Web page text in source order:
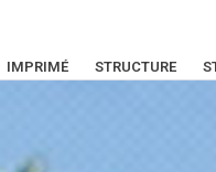
IMPRIMÉ STRUCTURE